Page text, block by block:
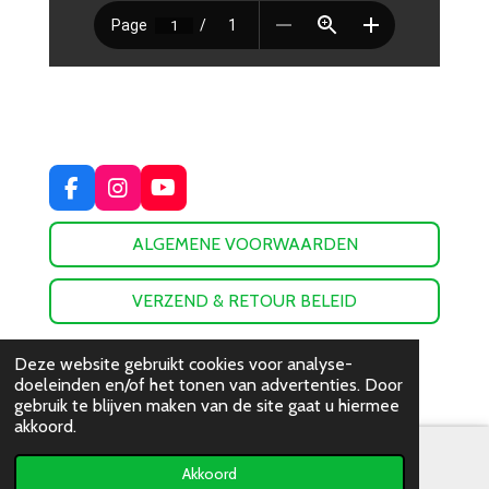
Deze website gebruikt cookies voor analyse-
doeleinden en/of het tonen van advertenties. Door
gebruik te blijven maken van de site gaat u hiermee
akkoord.
Akkoord
F
a
b
o
k
I
n
a
r
a
m
Y
o
u
u
b
e
ALGEMENE VOORWAARDEN
VERZEND & RETOUR BELEID
© 2023 - 2026 De Groot Sport
Powered byJouwWeb
E-mailadres